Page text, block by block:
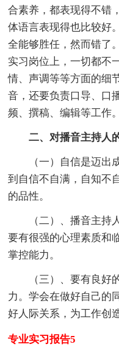
合素养，都表现得不错
体语言表现得也比较好
全能够胜任，然而错了
实习岗位上，一切都不
情、声调等等方面的细
音，还要负责口导、口
频、撰稿、编辑等工作。
二、对播音主持人
（一）自信是迈出成
到自信不自满，自知不
的品性。
（二）、播音主持人
要有很强的心理素质和
掌控能力。
（三）、要有良好的
力。学会在做好自己的
好人际关系，为工作创
专业实习报告5